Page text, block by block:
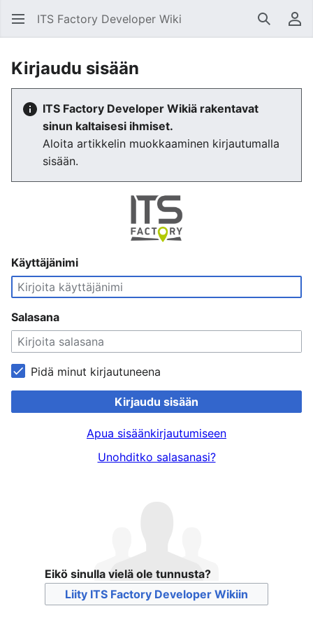
ITS Factory Developer Wiki Hae
Kirjaudu sisään
ITS Factory Developer Wikiä rakentavat
sinun kaltaisesi ihmiset.
Aloita artikkelin muokkaaminen kirjautumalla
sisään.
Käyttäjänimi
Salasana
Pidä minut kirjautuneena
Kirjaudu sisään
Apua sisäänkirjautumiseen
Unohditko salasanasi?
Eikö sinulla vielä ole tunnusta?
Liity ITS Factory Developer Wikiin